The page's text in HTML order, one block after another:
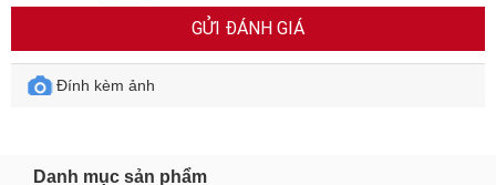
GỬI ĐÁNH GIÁ
Đính kèm ảnh
Danh mục sản phẩm